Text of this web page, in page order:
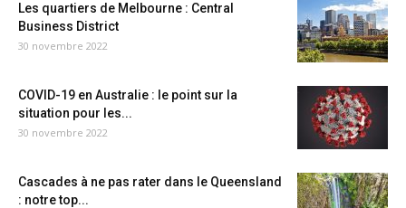
Les quartiers de Melbourne : Central
Business District
30 novembre 2022
COVID-19 en Australie : le point sur la
situation pour les...
30 novembre 2022
Cascades à ne pas rater dans le Queensland
: notre top...